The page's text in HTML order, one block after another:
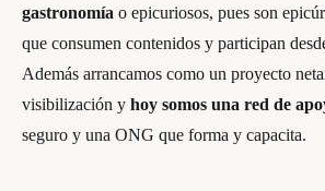
gastronomía o epicuriosos, pues son
que consumen contenidos y participan
Además arrancamos como un proyecto
visibilización y hoy somos una red de
seguro y una ONG que forma y capacita.